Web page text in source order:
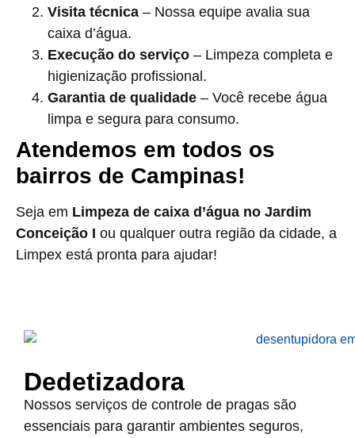
Visita técnica – Nossa equipe avalia sua
caixa d’água.
Execução do serviço – Limpeza completa e
higienização profissional.
Garantia de qualidade – Você recebe água
limpa e segura para consumo.
Atendemos em todos os
bairros de Campinas!
Seja em Limpeza de caixa d’água no Jardim
Conceição I ou qualquer outra região da cidade, a
Limpex está pronta para ajudar!
Dedetizadora
Nossos serviços de controle de pragas são
essenciais para garantir ambientes seguros,